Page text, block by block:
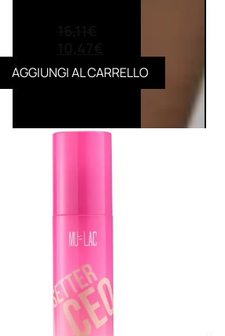
AGGIUNGI AL CARRELLO